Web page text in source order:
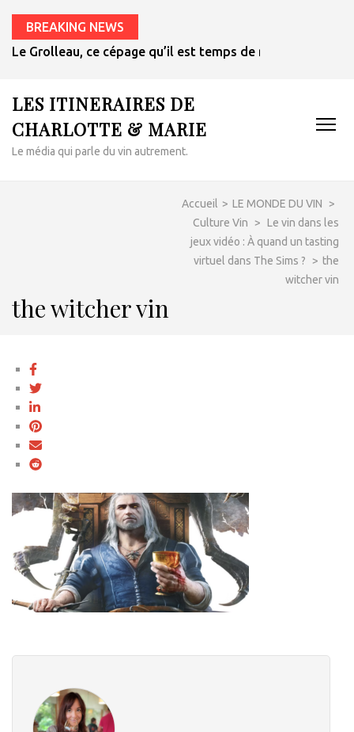
BREAKING NEWS
Le Grolleau, ce cépage qu’il est temps de redécouvrir
LES ITINERAIRES DE
CHARLOTTE & MARIE
Le média qui parle du vin autrement.
Accueil > LE MONDE DU VIN
>
Culture Vin
> Le vin dans les
jeux vidéo : À quand un tasting
virtuel dans The Sims ?
> the
witcher vin
the witcher vin